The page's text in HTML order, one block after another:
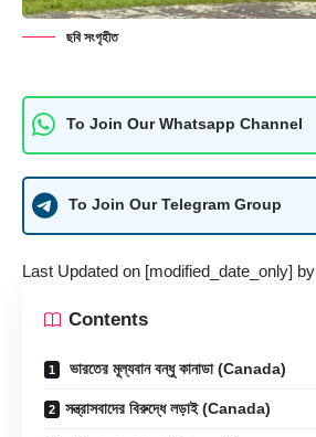
ছবি সংগৃহীত
To Join Our Whatsapp Channel
To Join Our Telegram Group
Last Updated on [modified_date_only] by
Contents
ভারতের মূল্যবান বন্ধু কানাডা (Canada)
সন্ত্রাসবাদের বিরুদ্ধে লড়াই (Canada)